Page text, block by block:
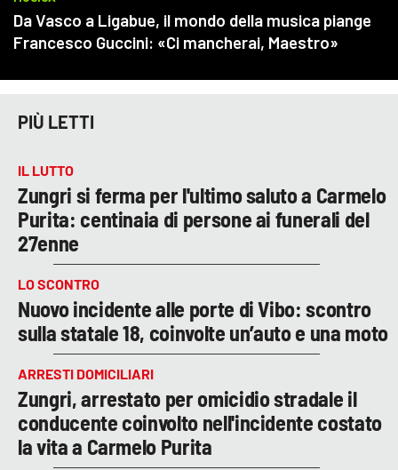
PIÙ LETTI
IL LUTTO
Zungri si ferma per l'ultimo saluto a Carmelo
Purita: centinaia di persone ai funerali del
27enne
LO SCONTRO
Nuovo incidente alle porte di Vibo: scontro
sulla statale 18, coinvolte un’auto e una moto
ARRESTI DOMICILIARI
Zungri, arrestato per omicidio stradale il
conducente coinvolto nell'incidente costato
la vita a Carmelo Purita